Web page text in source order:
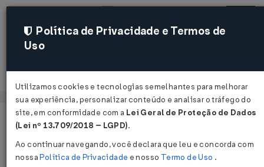
Acessar
Página Inicial
Legislações
Política de Privacidade e Termos de
Uso
Utilizamos cookies e tecnologias semelhantes para melhorar
sua experiência, personalizar conteúdo e analisar o tráfego do
site, em conformidade com a Lei Geral de Proteção de Dados
(Lei nº 13.709/2018 – LGPD).
Ao continuar navegando, você declara que leu e concorda com
nossaPolítica de Privacidade e nosso Termo de Uso .